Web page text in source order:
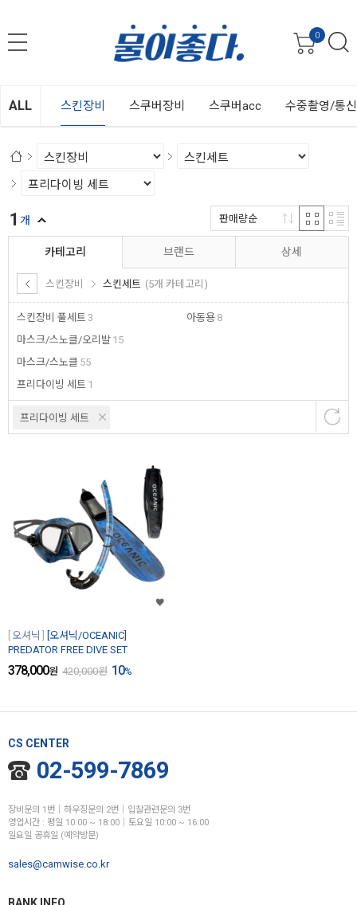
0
ALL 스킨장비 스쿠버장비 스쿠버acc 수중촬영/통
카테고리
스킨장비 스킨세트 (5개 카테고리)
스킨장비 풀세트 3
마스크/스노클/오리발 15
마스크/스노클 55
프리다이빙 세트 1
아동용 8
브랜드 상세
프리다이빙 세트
1 개 판매량순
오셔닉
[오셔닉/OCEANIC]
PREDATOR FREE DIVE SET
378,000원 420,000원 10%
CS CENTER
02-599-7869
장비문의 1번│하우징문의 2번│입찰관련문의 3번
영업시간 : 평일 10:00 ~ 18:00│토요일 10:00 ~ 16:00
일요일 공휴일 (예약방문)
sales@camwise.co.kr